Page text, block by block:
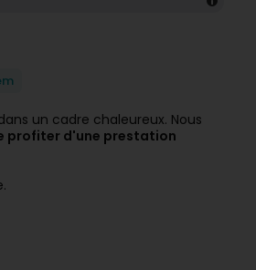
un cadre chaleureux. Nous
profiter d'une prestation